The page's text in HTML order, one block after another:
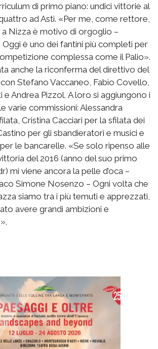
di primo piano: undici vittorie al
ad Asti. «Per me, come rettore,
Nizza è motivo di orgoglio –
Oggi è uno dei fantini più completi per
complessa come il Palio».
anche la riconferma del direttivo del
Stefano Vaccaneo, Fabio Covello,
e Andrea Pizzol. A loro si aggiungono i
varie commissioni: Alessandra
Cristina Cacciari per la sfilata dei
per gli sbandieratori e musici e
le bancarelle. «Se solo ripenso alle
del 2016 (anno del suo primo
mi viene ancora la pelle d’oca –
Simone Nosenzo – Ogni volta che
siamo tra i più temuti e apprezzati,
avere grandi ambizioni e